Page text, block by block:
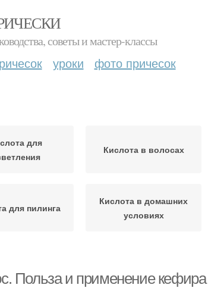
советы и мастер-классы
уроки фото причесок
для
Кислота в волосах
для пилинга
Кислота в домашних
условиях
кислотой
Польза и применение